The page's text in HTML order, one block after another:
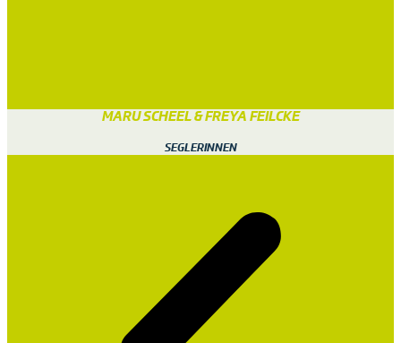
MARU SCHEEL & FREYA FEILCKE
SEGLERINNEN